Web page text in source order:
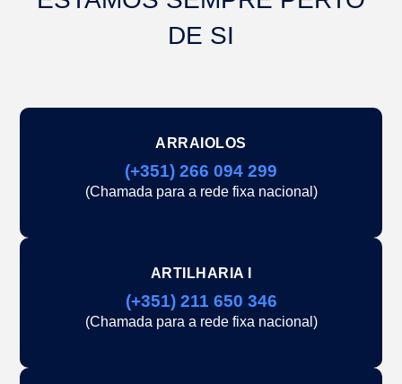
DE SI
ARRAIOLOS
(+351) 266 094 299
(Chamada para a rede fixa nacional)
ARTILHARIA I
(+351) 211 650 346
(Chamada para a rede fixa nacional)